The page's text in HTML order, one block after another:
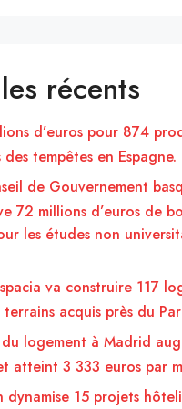
récents
d’euros pour 874
des tempêtes en Espagne.
de Gouvernement
72 millions d’euros de
les études non
va construire 117
terrains acquis près du
logement à Madrid
atteint 3 333 euros par
dynamise 15 projets